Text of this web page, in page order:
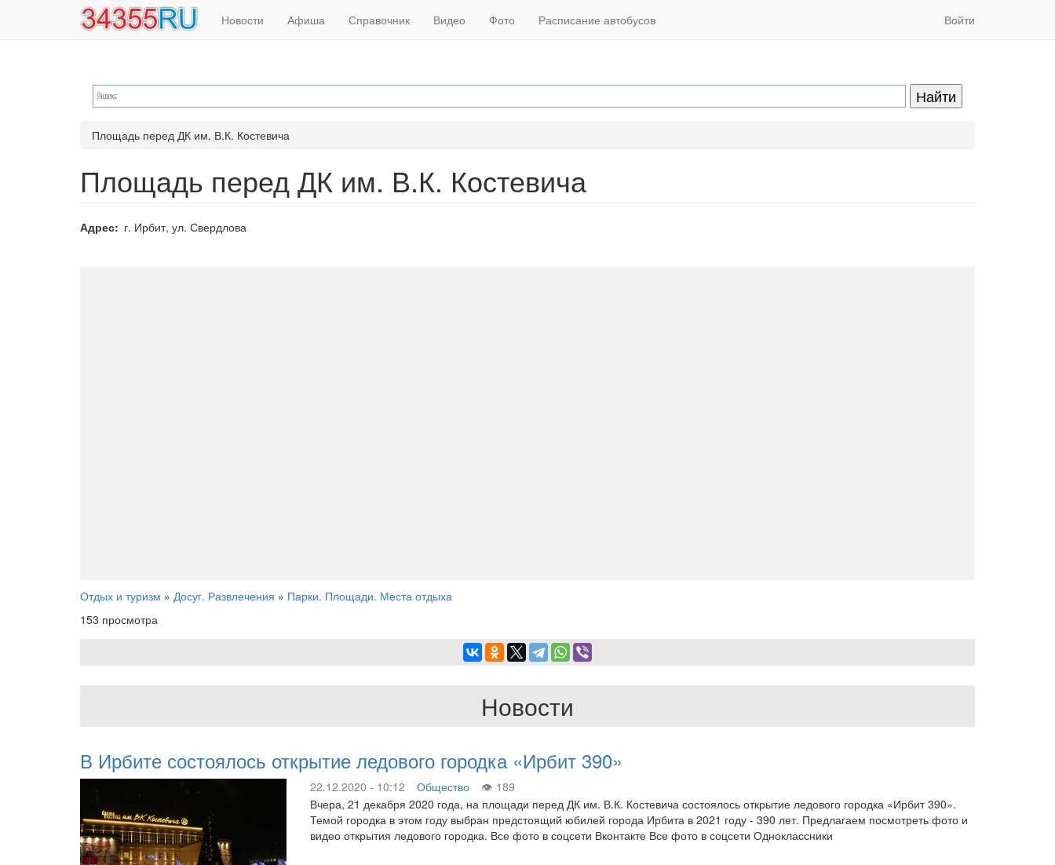
основному
Основная
навигация
Новости Афиша Справочник Видео Фото Расписание автобусов
Меню
учётной
пользователя
Войти
Площадь перед ДК им. В.К. Костевича
Площадь перед ДК им. В.К. Костевича
Адрес г. Ирбит, ул. Свердлова
Отдых и туризм » Досуг. Развлечения » Парки. Площади. Места отдыха
153 просмотра
Новости
В Ирбите состоялось открытие ледового городка «Ирбит 390»
22.12.2020 - 10:12 Общество
189
Вчера, 21 декабря 2020 года, на площади перед ДК им. В.К. Костевича состоялось открытие ледового городка «Ирбит 390».
Темой городка в этом году выбран предстоящий юбилей города Ирбита в 2021 году - 390 лет. Предлагаем посмотреть фото и
видео открытия ледового городка. Все фото в соцсети Вконтакте Все фото в соцсети Одноклассники